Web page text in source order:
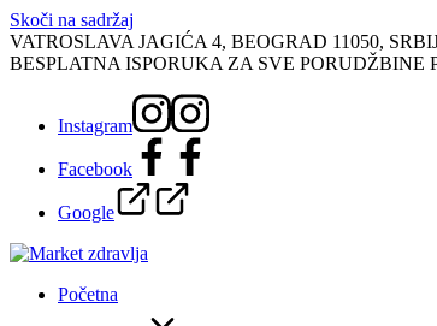
Skoči na sadržaj
VATROSLAVA JAGIĆA 4, BEOGRAD 11050,
BESPLATNA ISPORUKA ZA SVE PORUDŽBINE
Instagram
Facebook
Google
Početna